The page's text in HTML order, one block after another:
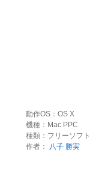
動作OS：OS X
機種：Mac PPC
種類：フリーソフト
作者：
八子 勝実